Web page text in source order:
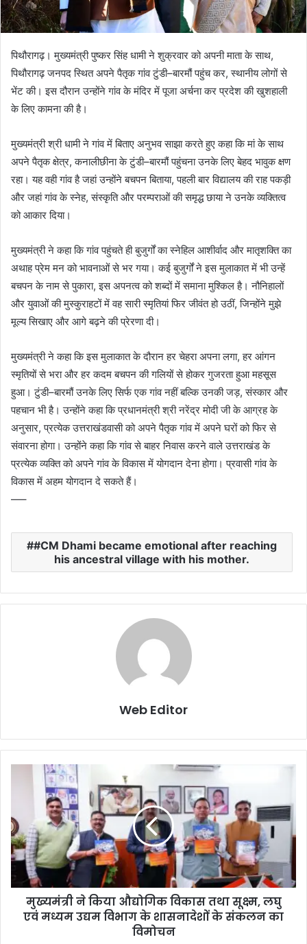
पिथौरागढ़। मुख्यमंत्री पुष्कर सिंह धामी ने शुक्रवार को अपनी माता के साथ,
पिथौरागढ़ जनपद स्थित अपने पैतृक गांव टुंडी–बारमौं पहुंच कर, स्थानीय लोगों से
भेंट की। इस दौरान उन्होंने गांव के मंदिर में पूजा अर्चना कर प्रदेश की खुशहाली
के लिए कामना की है।
मुख्यमंत्री श्री धामी ने गांव में बिताए अनुभव साझा करते हुए कहा कि मां के साथ
अपने पैतृक क्षेत्र, कनालीछीना के टुंडी–बारमौं पहुंचना उनके लिए बेहद भावुक क्षण
रहा। यह वही गांव है जहां उन्होंने बचपन बिताया, पहली बार विद्यालय की राह पकड़ी
और जहां गांव के स्नेह, संस्कृति और परम्पराओं की समृद्ध छाया ने उनके व्यक्तित्व
को आकार दिया।
मुख्यमंत्री ने कहा कि गांव पहुंचते ही बुजुर्गों का स्नेहिल आशीर्वाद और मातृशक्ति का
अथाह प्रेम मन को भावनाओं से भर गया। कई बुजुर्गों ने इस मुलाकात में भी उन्हें
बचपन के नाम से पुकारा, इस अपनत्व को शब्दों में समाना मुश्किल है। नौनिहालों
और युवाओं की मुस्कुराहटों में वह सारी स्मृतियां फिर जीवंत हो उठीं, जिन्होंने मुझे
मूल्य सिखाए और आगे बढ़ने की प्रेरणा दी।
मुख्यमंत्री ने कहा कि इस मुलाकात के दौरान हर चेहरा अपना लगा, हर आंगन
स्मृतियों से भरा और हर कदम बचपन की गलियों से होकर गुजरता हुआ महसूस
हुआ। टुंडी–बारमौं उनके लिए सिर्फ एक गांव नहीं बल्कि उनकी जड़, संस्कार और
पहचान भी है। उन्होंने कहा कि प्रधानमंत्री श्री नरेंद्र मोदी जी के आग्रह के
अनुसार, प्रत्येक उत्तराखंडवासी को अपने पैतृक गांव में अपने घरों को फिर से
संवारना होगा। उन्होंने कहा कि गांव से बाहर निवास करने वाले उत्तराखंड के
प्रत्येक व्यक्ति को अपने गांव के विकास में योगदान देना होगा। प्रवासी गांव के
विकास में अहम योगदान दे सकते हैं।
—–
#CM Dhami became emotional after reaching
his ancestral village with his mother.
Web Editor
मुख्यमंत्री ने किया औद्योगिक विकास तथा सूक्ष्म, लघु
एवं मध्यम उद्यम विभाग के शासनादेशों के संकलन का
विमोचन